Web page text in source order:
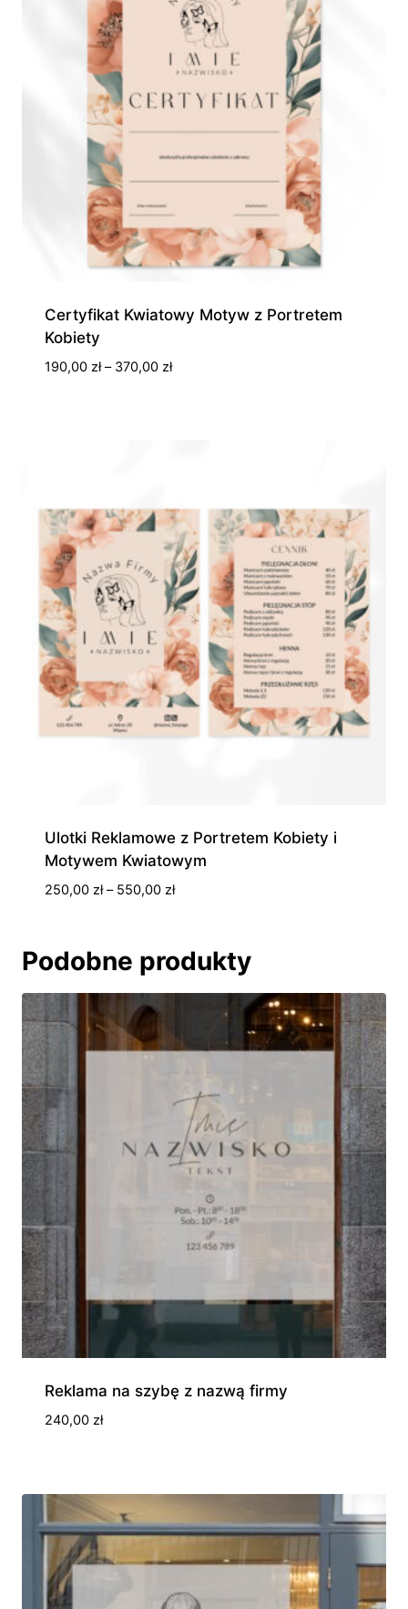
Certyfikat Kwiatowy Motyw z Portretem
Kobiety
190,00 zł – 370,00 złZakres
Ulotki Reklamowe z Portretem Kobiety i
Motywem Kwiatowym
250,00 zł – 550,00 złZakres
250,00 zł
do
550,00 zł
Podobne produkty
Reklama na szybę z nazwą firmy
240,00 zł